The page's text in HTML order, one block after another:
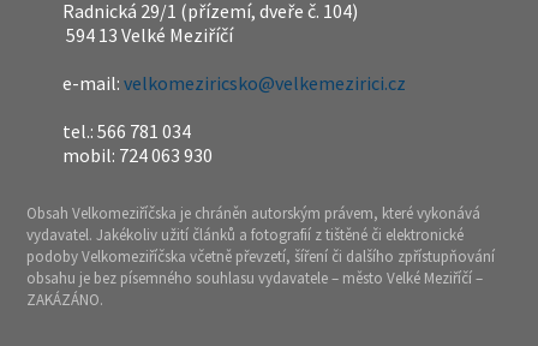
Radnická 29/1 (přízemí, dveře č. 104)
594 13 Velké Meziříčí
e-mail:velkomeziricsko@velkemezirici.cz
tel.: 566 781 034
mobil: 724 063 930
Obsah Velkomeziříčska je chráněn autorským právem, které vykonává
vydavatel. Jakékoliv užití článků a fotografií z tištěné či elektronické
podoby Velkomeziříčska včetně převzetí, šíření či dalšího zpřístupňování
obsahu je bez písemného souhlasu vydavatele – město Velké Meziříčí –
ZAKÁZÁNO.